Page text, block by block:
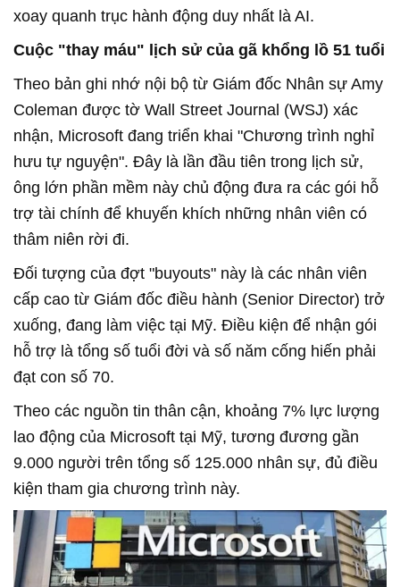
xoay quanh trục hành động duy nhất là AI.
Cuộc "thay máu" lịch sử của gã khổng lồ 51 tuổi
Theo bản ghi nhớ nội bộ từ Giám đốc Nhân sự Amy
Coleman được tờ Wall Street Journal (WSJ) xác
nhận, Microsoft đang triển khai "Chương trình nghỉ
hưu tự nguyện". Đây là lần đầu tiên trong lịch sử,
ông lớn phần mềm này chủ động đưa ra các gói hỗ
trợ tài chính để khuyến khích những nhân viên có
thâm niên rời đi.
Đối tượng của đợt "buyouts" này là các nhân viên
cấp cao từ Giám đốc điều hành (Senior Director) trở
xuống, đang làm việc tại Mỹ. Điều kiện để nhận gói
hỗ trợ là tổng số tuổi đời và số năm cống hiến phải
đạt con số 70.
Theo các nguồn tin thân cận, khoảng 7% lực lượng
lao động của Microsoft tại Mỹ, tương đương gần
9.000 người trên tổng số 125.000 nhân sự, đủ điều
kiện tham gia chương trình này.